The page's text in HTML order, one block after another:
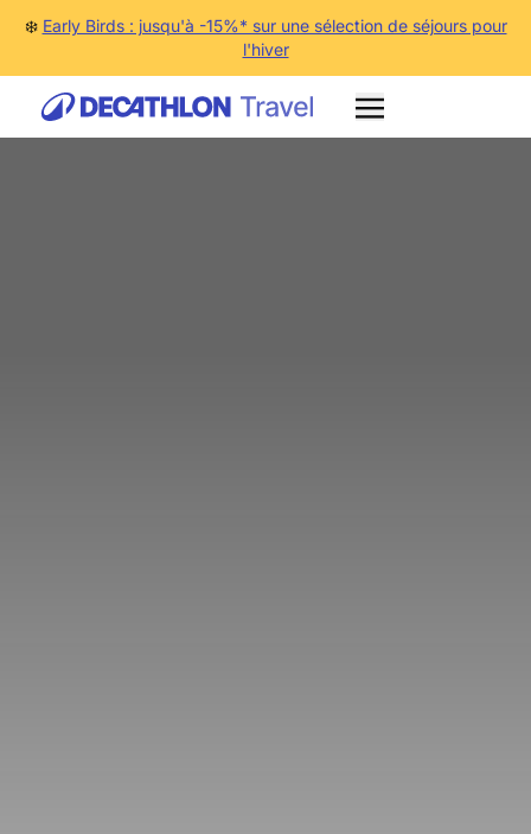
❄️ Early Birds : jusqu'à -15%* sur une sélection de séjours pour
l'hiver